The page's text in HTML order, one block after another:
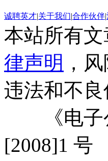
诚聘英才|关于我们|合作伙伴|
本站所有
律声明 ，
违法和不
《电子公
[2008]1 号